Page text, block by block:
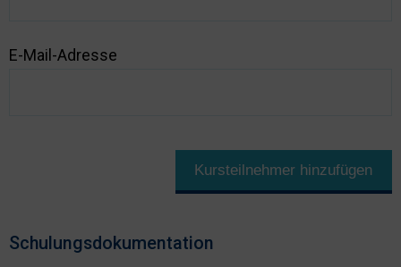
E-Mail-Adresse
Kursteilnehmer hinzufügen
Schulungsdokumentation